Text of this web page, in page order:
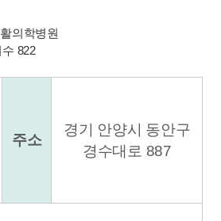
의학병원
수 822
주소
경기 안양시 동안구
경수대로 887